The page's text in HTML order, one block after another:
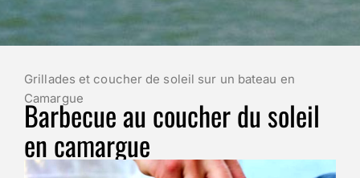
Grillades et coucher de soleil sur un bateau en
Camargue
Barbecue au coucher du soleil
en camargue